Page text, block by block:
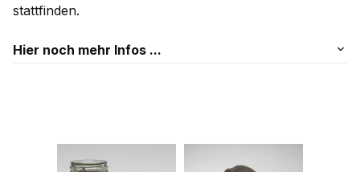
stattfinden.
Hier noch mehr Infos ...